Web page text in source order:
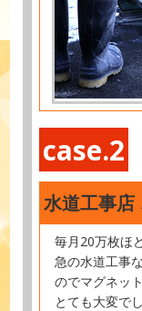
case.2
水道工事店
毎月20万枚ほ
急の水道工事
のでマグネッ
とても大変で